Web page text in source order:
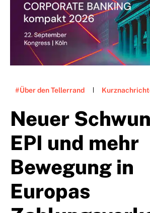
#Über den Tellerrand
Neuer
EPI und mehr
Bewegung in
Europas